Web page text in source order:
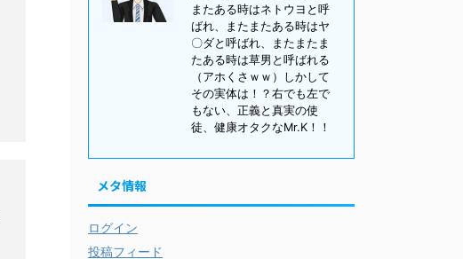
またある時はネトウヨと呼
ばれ、またまたある時はヤ
〇ダと呼ばれ、またまたま
たある時は草男と呼ばれる
（アホくさｗｗ）しかして
その実体は！？右でも左で
もない、正義と真実の使
徒、健康オタクなMr.K！！
メタ情報
ログイン
投稿フィード